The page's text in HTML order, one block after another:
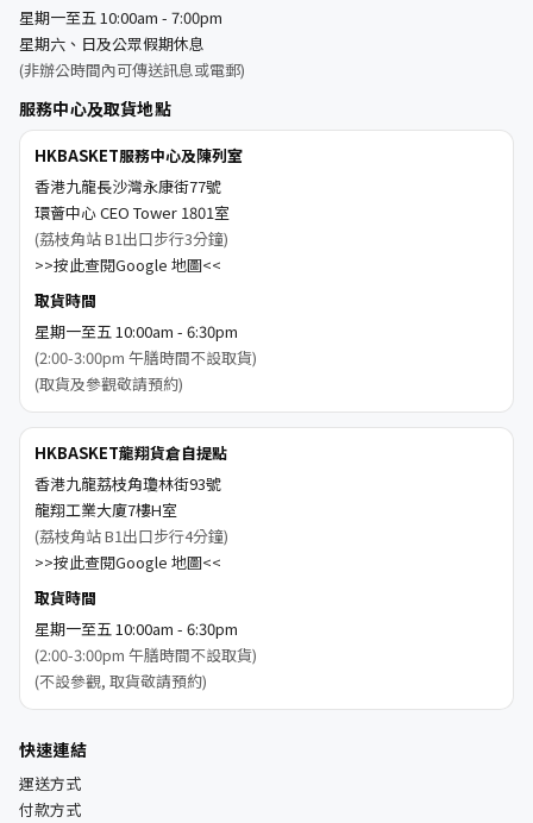
星期一至五 10:00am - 7:00pm
星期六、日及公眾假期休息
(非辦公時間內可傳送訊息或電郵)
服務中心及取貨地點
HKBASKET服務中心及陳列室
香港九龍長沙灣永康街77號
環薈中心 CEO Tower 1801室
(荔枝角站 B1出口步行3分鐘)
>>按此查閱Google 地圖<<
取貨時間
星期一至五 10:00am - 6:30pm
(2:00-3:00pm 午膳時間不設取貨)
(取貨及參觀敬請預約)
HKBASKET龍翔貨倉自提點
香港九龍荔枝角瓊林街93號
龍翔工業大廈7樓H室
(荔枝角站 B1出口步行4分鐘)
>>按此查閱Google 地圖<<
取貨時間
星期一至五 10:00am - 6:30pm
(2:00-3:00pm 午膳時間不設取貨)
(不設參觀, 取貨敬請預約)
快速連結
運送方式
付款方式